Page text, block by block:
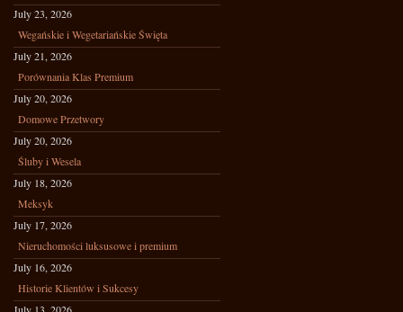
July 23, 2026
Wegańskie i Wegetariańskie Święta
July 21, 2026
Porównania Klas Premium
July 20, 2026
Domowe Przetwory
July 20, 2026
Śluby i Wesela
July 18, 2026
Meksyk
July 17, 2026
Nieruchomości luksusowe i premium
July 16, 2026
Historie Klientów i Sukcesy